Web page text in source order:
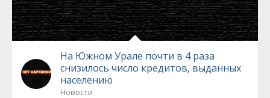
На Южном Урале почти в 4 раза
снизилось число кредитов, выданных
населению
Новости